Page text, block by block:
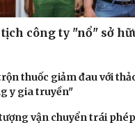
công ty "nổ" sở
thuốc giảm đau với
y gia truyền"
vận chuyển trái